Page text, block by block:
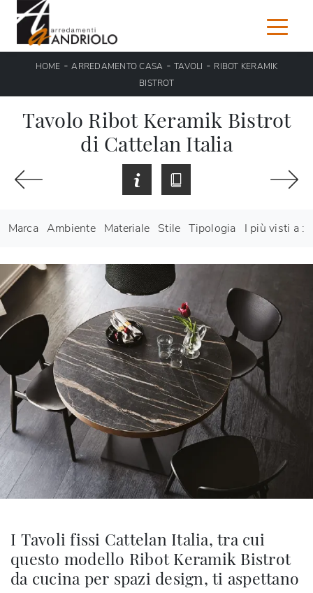
HOME -ARREDAMENTO CASA - TAVOLI - RIBOT KERAMIK
BISTROT
Tavolo Ribot Keramik Bistrot
di Cattelan Italia
Marca Ambiente Materiale Stile Tipologia I più visti a :
I Tavoli fissi Cattelan Italia, tra cui
questo modello Ribot Keramik Bistrot
da cucina per spazi design, ti aspettano